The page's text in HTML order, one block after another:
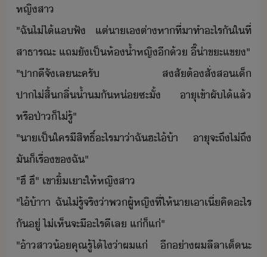
หญิสา​
​"​ฉั​ไ่ไ้​แ​ฟั​ ​แต่​า​เ​ต่าหา​ที่า​ทำ​ะไร​ั​ใ​ที่
สาธารณะ​ ​แถ​ั​เป็​ห้้ำ​หญิ​ี้​ ​ี๊​่าขะแข​"​
​"​ปาี​จั​เล​ะ​ครั​ ​สสั​ต้​สั่ส​เ็​
ปาไ่สิ้ลิ่้ำ​ั​ห่​ซะ​ั้​ ​าุ​เข้า​ผั​ไ้​แล้​
หรื​ป่า​็​ไ่รู้​"​
​"​า​เป็​ใคร​ีสิทธิ์​ะไร​า​่า​ฉั​ฮะ​ไ้้า​ ​าุ​จะ​ถึ​ไ่​ถึ​
ั​็​เรื่​ข​ฉั​"​
​"​ฮึ​ ​ฮึ​"​ ​เขา​ิ้เาะ​ให้​หญิสา​
​"​ไ้้าาา​ ​ฉั​ไ่รู้​จริ​่า​พ​ผู้หญิ​ที่​ให้​า​เา​เี่​คิ​ะไร​
ั​ู่​ ​ไ่เห็​จะ​ี​ะไร​ี​เล​ ​แ่​็​แ่​"​
​"​้า​สา้​คุณ​รู้​ไ้​ไ​่า​ผ​แ่​ ​ี​่า​ผ​ลีลา​เ็​ะ​